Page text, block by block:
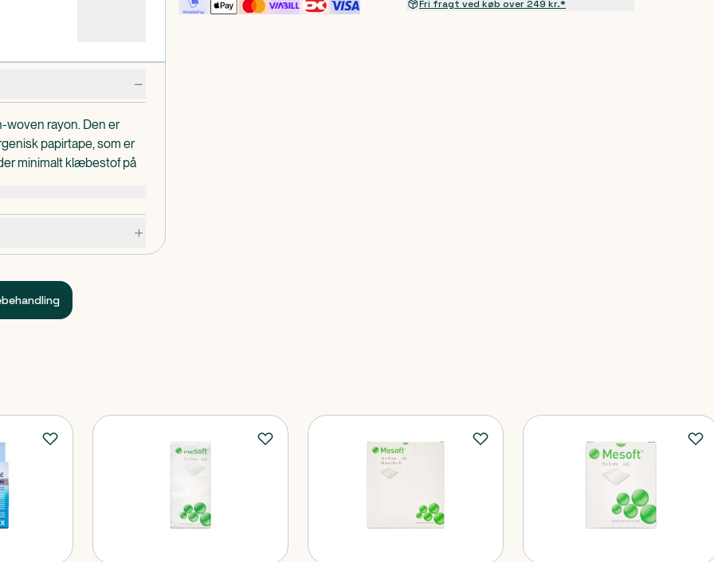
woven rayon. Den er
papirtape, som er
minimalt klæbestof på
anordninger.
Fri fragt ved køb over 249 kr.*